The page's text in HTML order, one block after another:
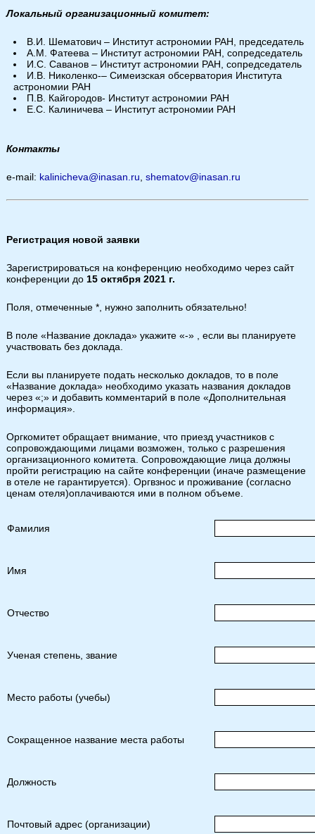
Локальный организационный комитет:
В.И. Шематович – Институт астрономии РАН, председатель
А.М. Фатеева – Институт астрономии РАН, сопредседатель
И.С. Саванов – Институт астрономии РАН, сопредседатель
И.В. Николенко-– Симеизская обсерватория Института
астрономии РАН
П.В. Кайгородов- Институт астрономии РАН
Е.С. Калиничева – Институт астрономии РАН
Контакты
e-mail: kalinicheva@inasan.ru shematov@inasan.ru
Регистрация новой заявки
Зарегистрироваться на конференцию необходимо через сайт
конференции до 15 октября 2021 г.
Поля, отмеченные *, нужно заполнить обязательно!
В поле «Название доклада» укажите «-» , если вы планируете
участвовать без доклада.
Если вы планируете подать несколько докладов, то в поле
«Название доклада» необходимо указать названия докладов
через «;» и добавить комментарий в поле «Дополнительная
информация».
Оргкомитет обращает внимание, что приезд участников с
сопровождающими лицами возможен, только с разрешения
организационного комитета. Сопровождающие лица должны
пройти регистрацию на сайте конференции (иначе размещение
в отеле не гарантируется). Оргвзнос и проживание (согласно
ценам отеля)оплачиваются ими в полном объеме.
Фамилия
Имя
Отчество
Ученая степень, звание
Место работы (учебы)
Сокращенное название места работы
Должность
Почтовый адрес (организации)